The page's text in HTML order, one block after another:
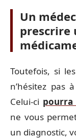
Un
prescrire
Toutefois, si
n’hésitez pas
Celui-ci pourra
ne vous
un diagnostic,